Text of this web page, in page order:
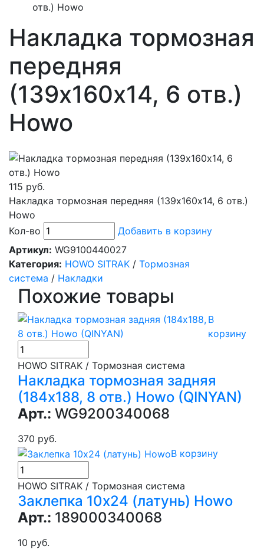
отв.) Howo
Накладка тормозная
передняя
(139х160х14, 6 отв.)
Howo
115 руб.
Накладка тормозная передняя (139х160х14, 6 отв.)
Howo
Кол-во
Добавить в корзину
Артикул: WG9100440027
Категория: HOWO SITRAK / Тормозная
система / Накладки
Похожие товары
В
корзину
HOWO SITRAK / Тормозная система
Накладка тормозная задняя
(184х188, 8 отв.) Howo (QINYAN)
Арт.: WG9200340068
370 руб.
В корзину
HOWO SITRAK / Тормозная система
Заклепка 10х24 (латунь) Howo
Арт.: 189000340068
10 руб.